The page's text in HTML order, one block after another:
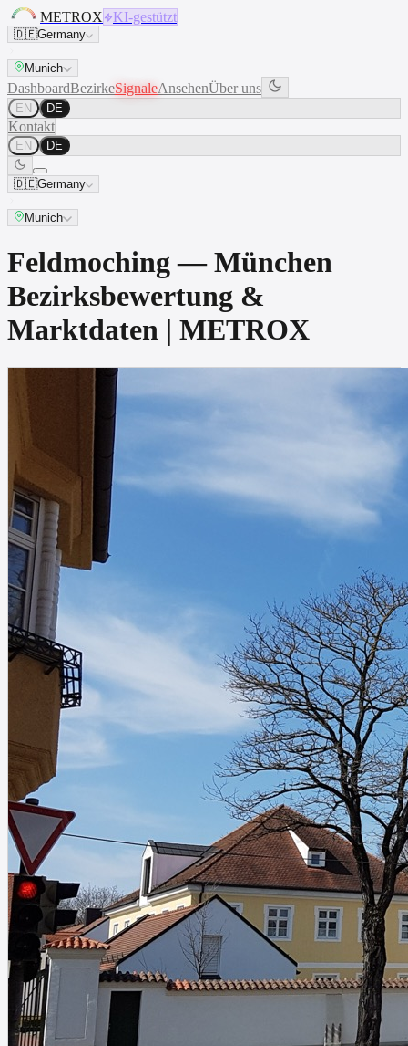
METROX KI-gestützt
🇩🇪Germany
Munich
DashboardBezirkeSignaleAnsehenÜber uns
EN DE
Kontakt
EN DE
🇩🇪Germany
Munich
Feldmoching — München
Bezirksbewertung &
Marktdaten | METROX